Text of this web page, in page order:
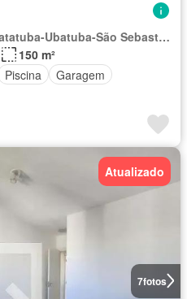
Região Imediata de Caraguatatuba-Ubatuba-São Sebastião, Região Metropolitana do Vale do Paraíba e Litoral Norte
150 m²
Piscina
Garagem
7fotos
Atualizado